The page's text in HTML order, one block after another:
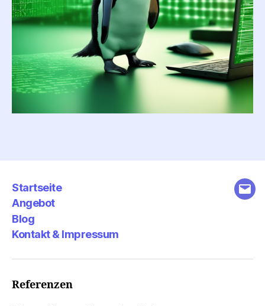
Startseite
Angebot
Blog
Kontakt & Impressum
E-
Referenzen